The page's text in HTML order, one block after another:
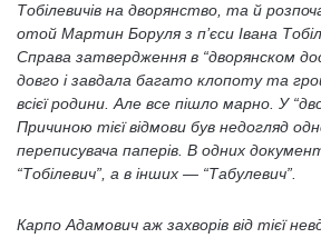
Тобілевичів на дворянство, та й
отой Мартин Боруля з п’єси Івана
Справа затвердження в “дворянском
довго і завдала багато клопоту та
всієї родини. Але все пішло марно. У
Причиною тієї відмови був недогляд
переписувача паперів. В одних
“Тобілевич”, а в інших — “Табулевич”.
Карпо Адамович аж захворів від тієї